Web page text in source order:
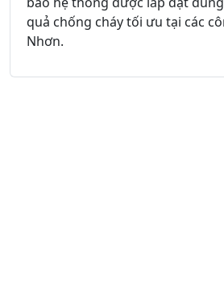
quả chống cháy tối ưu tại các
Nhơn.